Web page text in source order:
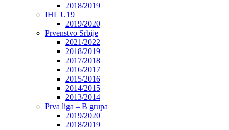
2018/2019
IHL U19
2019/2020
Prvenstvo Srbije
2021/2022
2018/2019
2017/2018
2016/2017
2015/2016
2014/2015
2013/2014
Prva liga – B grupa
2019/2020
2018/2019